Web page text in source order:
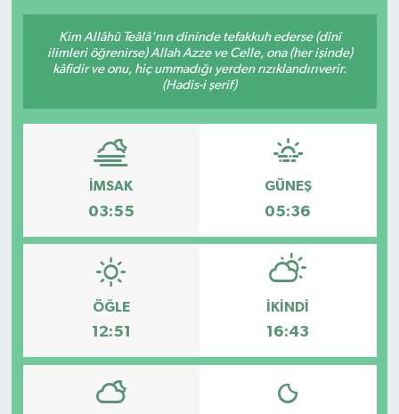
Kim Allâhü Teâlâ'nın dininde tefakkuh ederse (dînî
ilimleri öğrenirse) Allah Azze ve Celle, ona (her işinde)
kâfidir ve onu, hiç ummadığı yerden rızıklandırıverir.
(Hadis-i şerif)
İMSAK
03:55
GÜNEŞ
05:36
ÖĞLE
12:51
İKINDI
16:43